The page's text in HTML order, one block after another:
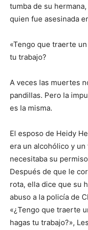
tumba de su
quien fue asesinada
«Tengo que traerte
tu trabajo?
A veces las muertes
pandillas. Pero la
es la misma.
El esposo de Heidy
era un alcohólico y
necesitaba su
Después de que le
rota, ella dice que su
abuso a la policía de
«¿Tengo que traerte
hagas tu trabajo?»,